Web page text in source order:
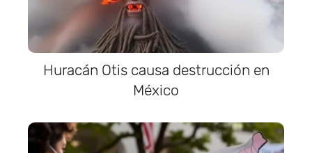
Huracán Otis causa destrucción en
México